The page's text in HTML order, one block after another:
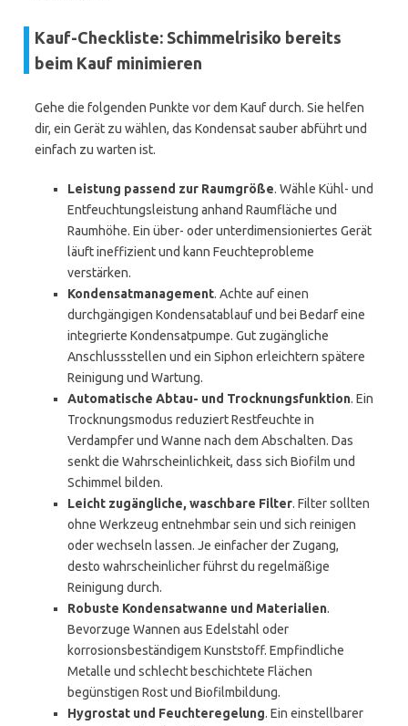
Kauf-Checkliste: Schimmelrisiko bereits
beim Kauf minimieren
Gehe die folgenden Punkte vor dem Kauf durch. Sie helfen
dir, ein Gerät zu wählen, das Kondensat sauber abführt und
einfach zu warten ist.
Leistung passend zur Raumgröße. Wähle Kühl- und
Entfeuchtungsleistung anhand Raumfläche und
Raumhöhe. Ein über- oder unterdimensioniertes Gerät
läuft ineffizient und kann Feuchteprobleme
verstärken.
Kondensatmanagement. Achte auf einen
durchgängigen Kondensatablauf und bei Bedarf eine
integrierte Kondensatpumpe. Gut zugängliche
Anschlussstellen und ein Siphon erleichtern spätere
Reinigung und Wartung.
Automatische Abtau- und Trocknungsfunktion. Ein
Trocknungsmodus reduziert Restfeuchte in
Verdampfer und Wanne nach dem Abschalten. Das
senkt die Wahrscheinlichkeit, dass sich Biofilm und
Schimmel bilden.
Leicht zugängliche, waschbare Filter. Filter sollten
ohne Werkzeug entnehmbar sein und sich reinigen
oder wechseln lassen. Je einfacher der Zugang,
desto wahrscheinlicher führst du regelmäßige
Reinigung durch.
Robuste Kondensatwanne und Materialien.
Bevorzuge Wannen aus Edelstahl oder
korrosionsbeständigem Kunststoff. Empfindliche
Metalle und schlecht beschichtete Flächen
begünstigen Rost und Biofilmbildung.
Hygrostat und Feuchteregelung. Ein einstellbarer